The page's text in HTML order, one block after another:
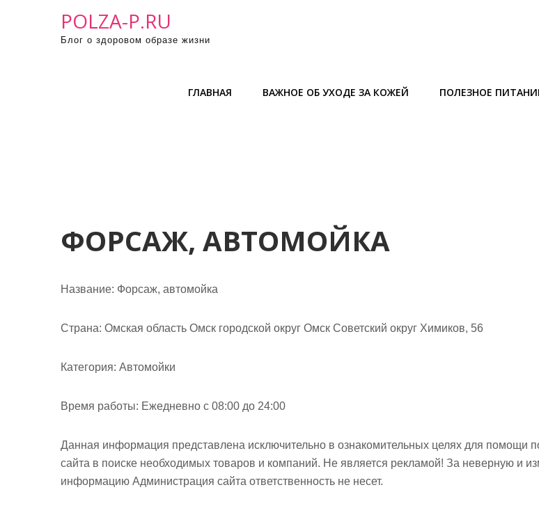
POLZA-P.RU
Блог о здоровом образе жизни
ГЛАВНАЯ ВАЖНОЕ ОБ УХОДЕ ЗА КОЖЕЙ ПОЛЕЗНОЕ
ФОРСАЖ, АВТОМОЙКА
Название: Форсаж, автомойка
Страна: Омская область Омск городской округ Омск Советский округ Химиков, 56
Категория: Автомойки
Время работы: Ежедневно с 08:00 до 24:00
Данная информация представлена исключительно в ознакомительных целях для помощи
сайта в поиске необходимых товаров и компаний. Не является рекламой! За неверную и
информацию Администрация сайта ответственность не несет.